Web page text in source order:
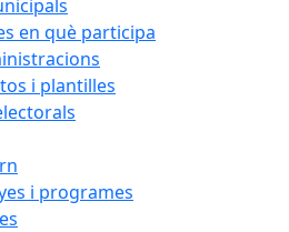
en què participa
i plantilles
i programes